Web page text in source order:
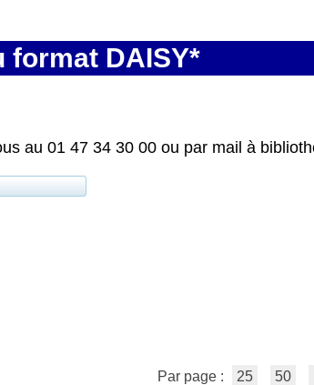
format DAISY*
au 01 47 34 30 00 ou par mail à
Par page : 25 50